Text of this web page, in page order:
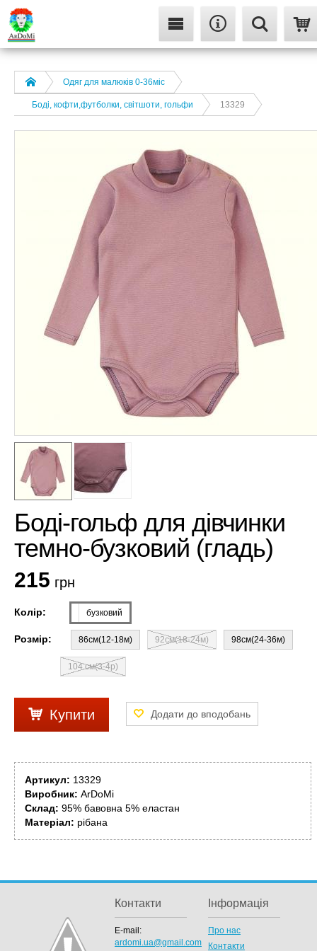
Одяг для малюків 0-36міс
Боді, кофти,футболки, світшоти, гольфи 13329
Боді-гольф для дівчинки
темно-бузковий (гладь)
215 грн
Колір: бузковий
Розмір: 86см(12-18м) 92см(18-24м) 98см(24-36м)
104 см(3-4р)
Купити
Артикул: 13329
Виробник: ArDoMi
Склад: 95% бавовна 5% еластан
Матеріал: рібана
Контакти
E-mail:
ardomi.ua@gmail.com
Інформація
Про нас
Контакти